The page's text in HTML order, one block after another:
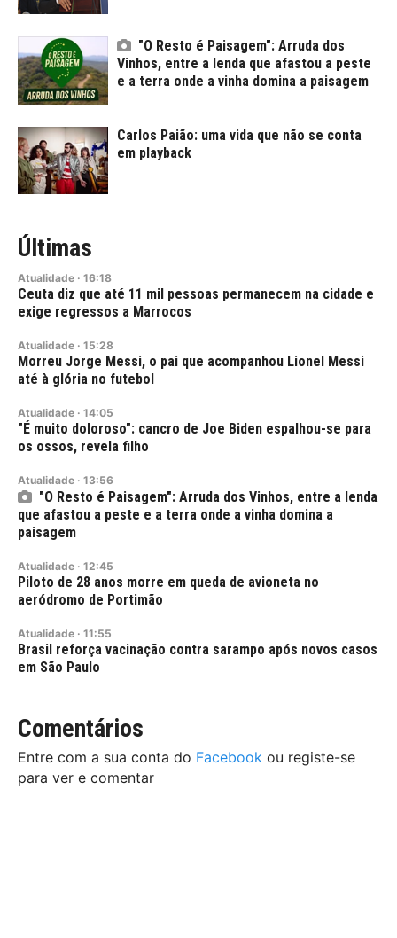
"O Resto é Paisagem": Arruda dos
Vinhos, entre a lenda que afastou a peste
e a terra onde a vinha domina a paisagem
Carlos Paião: uma vida que não se conta
em playback
Últimas
Atualidade · 16:18
Ceuta diz que até 11 mil pessoas permanecem na cidade e
exige regressos a Marrocos
Atualidade · 15:28
Morreu Jorge Messi, o pai que acompanhou Lionel Messi
até à glória no futebol
Atualidade · 14:05
"É muito doloroso": cancro de Joe Biden espalhou-se para
os ossos, revela filho
Atualidade · 13:56
"O Resto é Paisagem": Arruda dos Vinhos, entre a lenda
que afastou a peste e a terra onde a vinha domina a
paisagem
Atualidade · 12:45
Piloto de 28 anos morre em queda de avioneta no
aeródromo de Portimão
Atualidade · 11:55
Brasil reforça vacinação contra sarampo após novos casos
em São Paulo
Comentários
Entre com a sua conta do Facebook ou registe-se
para ver e comentar